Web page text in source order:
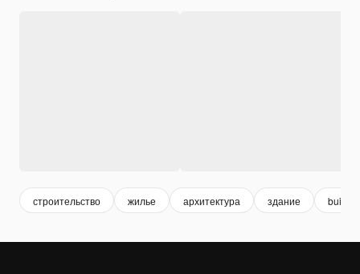
строительство жилье архитектура здание